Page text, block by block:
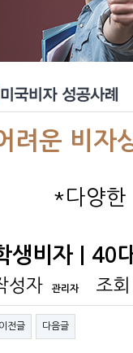
려운 비자
*다양한
생비자 | 40
성자 관리자 조회
이전글 다음글